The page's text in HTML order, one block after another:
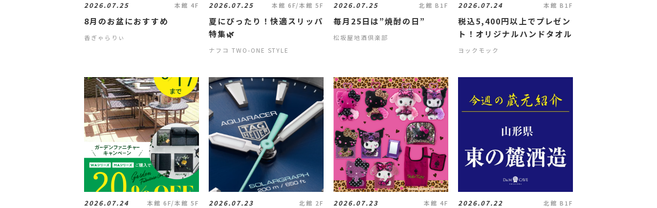
2026.07.25 本館 4F
8月のお盆におすすめ
香ぎゃらりぃ
2026.07.25 本館 6F/本館 5F
夏にぴったり！快適スリッパ
特集🌿
ナフコ TWO-ONE STYLE
2026.07.25 北館 B1F
毎月25日は”焼酎の日”
松坂屋地酒倶楽部
2026.07.24 本館 B1F
税込5,400円以上でプレゼン
ト！オリジナルハンドタオル
ヨックモック
2026.07.24 本館 6F/本館 5F 2026.07.23 北館 2F 2026.07.23 本館 4F 2026.07.22 北館 B1F